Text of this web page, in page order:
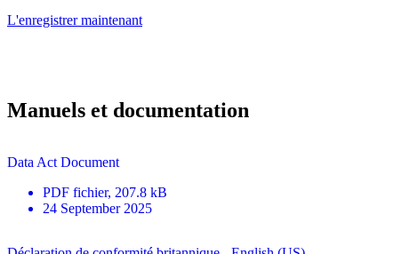
L'enregistrer maintenant
Manuels et documentation
Data Act Document
PDF fichier, 207.8 kB
24 September 2025